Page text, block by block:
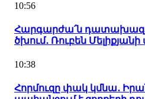
10:56
Հարգարժա՛ն դատախազ,
ծխում․ Ռուբեն
10:38
Հորմուզը փակ կմնա․